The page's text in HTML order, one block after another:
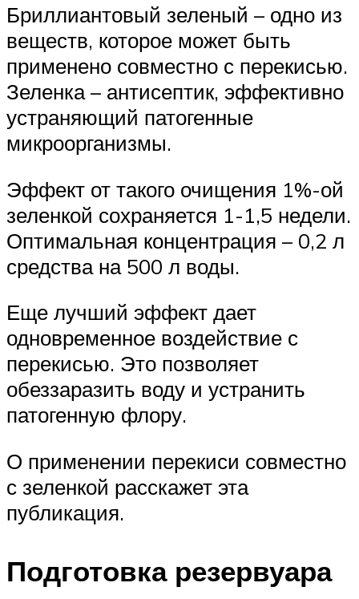
Бриллиантовый зеленый – одно из
веществ, которое может быть
применено совместно с перекисью.
Зеленка – антисептик, эффективно
устраняющий патогенные
микроорганизмы.
Эффект от такого очищения 1%-ой
зеленкой сохраняется 1-1,5 недели.
Оптимальная концентрация – 0,2 л
средства на 500 л воды.
Еще лучший эффект дает
одновременное воздействие с
перекисью. Это позволяет
обеззаразить воду и устранить
патогенную флору.
О применении перекиси совместно
с зеленкой расскажет эта
публикация.
Подготовка резервуара